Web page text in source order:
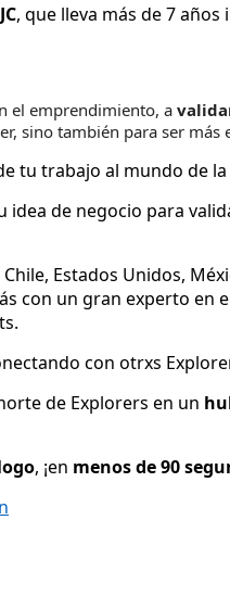
, que lleva más de 7
el emprendimiento, a
sino también para ser
tu trabajo al mundo de
idea de negocio para
Estados Unidos,
con un gran experto
con otrxs
de Explorers en un
, ¡en menos de 90